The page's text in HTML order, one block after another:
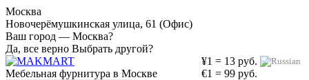
Москва
Новочерёмушкинская улица, 61 (Офис)
Ваш город — Москва?
Да, все верно Выбрать другой?
¥1 = 13 руб.
€1 = 99 руб.
Мебельная фурнитура в Москве